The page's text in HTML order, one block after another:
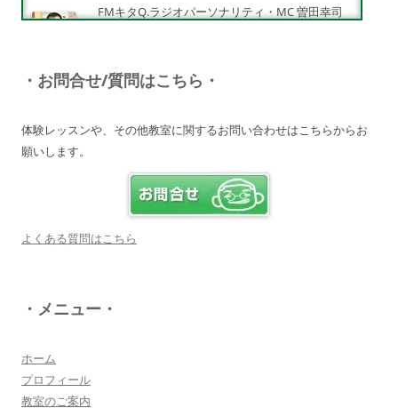
FMキタQ.ラジオパーソナリティ・MC 曽田幸司
♪
上松先生に教わればきっともっともっと音楽大好
きになりますよ♪
大切なお子さんの習い事。
・お問合せ/質問はこちら・
体験レッスンや、その他教室に関するお問い合わせはこちらからお
願いします。
よくある質問はこちら
・メニュー・
ホーム
プロフィール
教室のご案内